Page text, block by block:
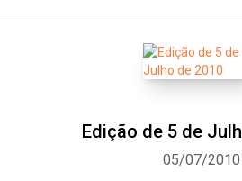
Edição de 5 de
05/07/2010